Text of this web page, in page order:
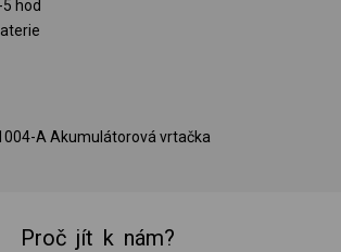
hod
A Akumulátorová vrtačka
Proč jít k nám?